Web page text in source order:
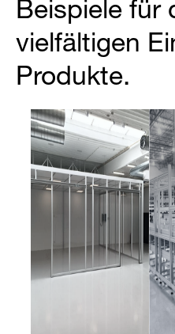
Beispiele für
vielfältigen
Produkte.